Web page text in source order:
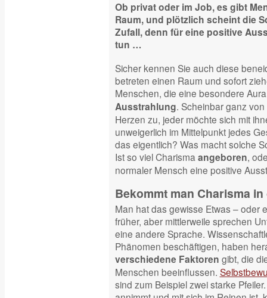
Ob privat oder im Job, es gibt
Raum, und plötzlich scheint die
Zufall, denn für eine positive
tun …
Sicher kennen Sie auch diese
betreten einen Raum und sofort
Menschen, die eine besondere
Ausstrahlung. Scheinbar ganz
Herzen zu, jeder möchte sich mit
unweigerlich im Mittelpunkt jedes
das eigentlich? Was macht solche
Ist so viel Charisma angeboren,
normaler Mensch eine positive
Bekommt man Charisma
Man hat das gewisse Etwas – oder
früher, aber mittlerweile sprechen
eine andere Sprache.
Phänomen beschäftigen, haben
verschiedene Faktoren gibt, die
Menschen beeinflussen.
sind zum Beispiel zwei starke